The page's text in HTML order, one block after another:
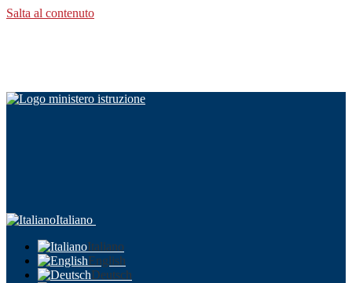
Salta al contenuto
Italiano
Italiano
English
Deutsch